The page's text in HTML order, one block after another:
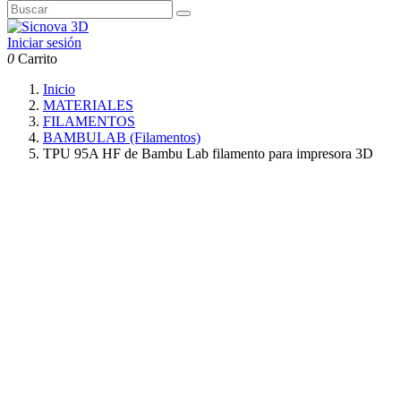
Iniciar sesión
0 Carrito
Inicio
MATERIALES
FILAMENTOS
BAMBULAB (Filamentos)
TPU 95A HF de Bambu Lab filamento para impresora 3D